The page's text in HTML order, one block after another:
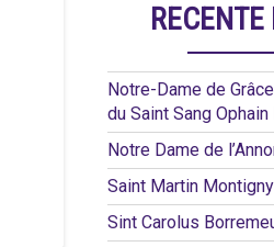
Notre-Dame de
du Saint Sang
Notre Dame de
Saint Martin
Sint Carolus